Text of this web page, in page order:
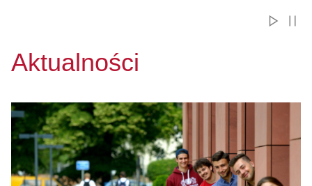
Aktualności
Przejdź do Kierunki WZiE w czołówce z liczbą zgłoszeń na